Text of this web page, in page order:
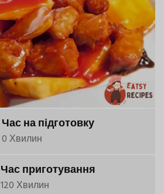
Час на підготовку
0 Хвилин
Час приготування
120 Хвилин